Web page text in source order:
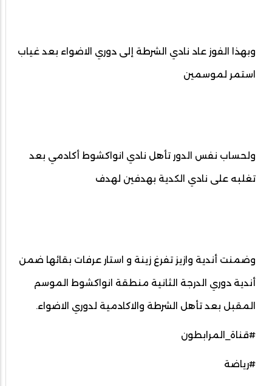
وبهذا الفوز عاد نادي الشرطة إلى دوري الاضواء بعد غياب
استمر لموسمين
ولحساب نفس الدور تأهل نادي انواكشوط أكادمي بعد
تغلبه على نادي الكدية بهدفين لهدف
وضمنت أندية وازيز تفرغ زينة و استار عرفات بقائها ضمن
أندية دوري الدرجة الثانية منطقة انواكشوط الموسم
المقبل بعد تأهل الشرطة والاكادمية لدوري الاضواء.
#قناة_المرابطون
#رياضة